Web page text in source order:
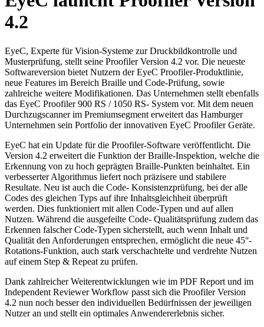
4.2
EyeC, Experte für Vision-Systeme zur Druckbildkontrolle und
Musterprüfung, stellt seine Proofiler Version 4.2 vor. Die neueste
Softwareversion bietet Nutzern der EyeC Proofiler-Produktlinie,
neue Features im Bereich Braille und Code-Prüfung, sowie
zahlreiche weitere Modifikationen. Das Unternehmen stellt ebenfalls
das EyeC Proofiler 900 RS / 1050 RS- System vor. Mit dem neuen
Durchzugscanner im Premiumsegment erweitert das Hamburger
Unternehmen sein Portfolio der innovativen EyeC Proofiler Geräte.
EyeC hat ein Update für die Proofiler-Software veröffentlicht. Die
Version 4.2 erweitert die Funktion der Braille-Inspektion, welche die
Erkennung von zu hoch geprägten Braille-Punkten beinhaltet. Ein
verbesserter Algorithmus liefert noch präzisere und stabilere
Resultate. Neu ist auch die Code- Konsistenzprüfung, bei der alle
Codes des gleichen Typs auf ihre Inhaltsgleichheit überprüft
werden. Dies funktioniert mit allen Code-Typen und auf allen
Nutzen. Während die ausgefeilte Code- Qualitätsprüfung zudem das
Erkennen falscher Code-Typen sicherstellt, auch wenn Inhalt und
Qualität den Anforderungen entsprechen, ermöglicht die neue 45°-
Rotations-Funktion, auch stark verschachtelte und verdrehte Nutzen
auf einem Step & Repeat zu prüfen.
Dank zahlreicher Weiterentwicklungen wie im PDF Report und im
Independent Reviewer Workflow passt sich die Proofiler Version
4.2 nun noch besser den individuellen Bedürfnissen der jeweiligen
Nutzer an und stellt ein optimales Anwendererlebnis sicher.